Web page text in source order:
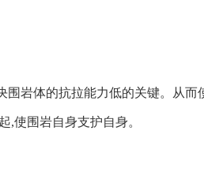
岩体的抗拉能力低的关键。从
,使围岩自身支护自身。